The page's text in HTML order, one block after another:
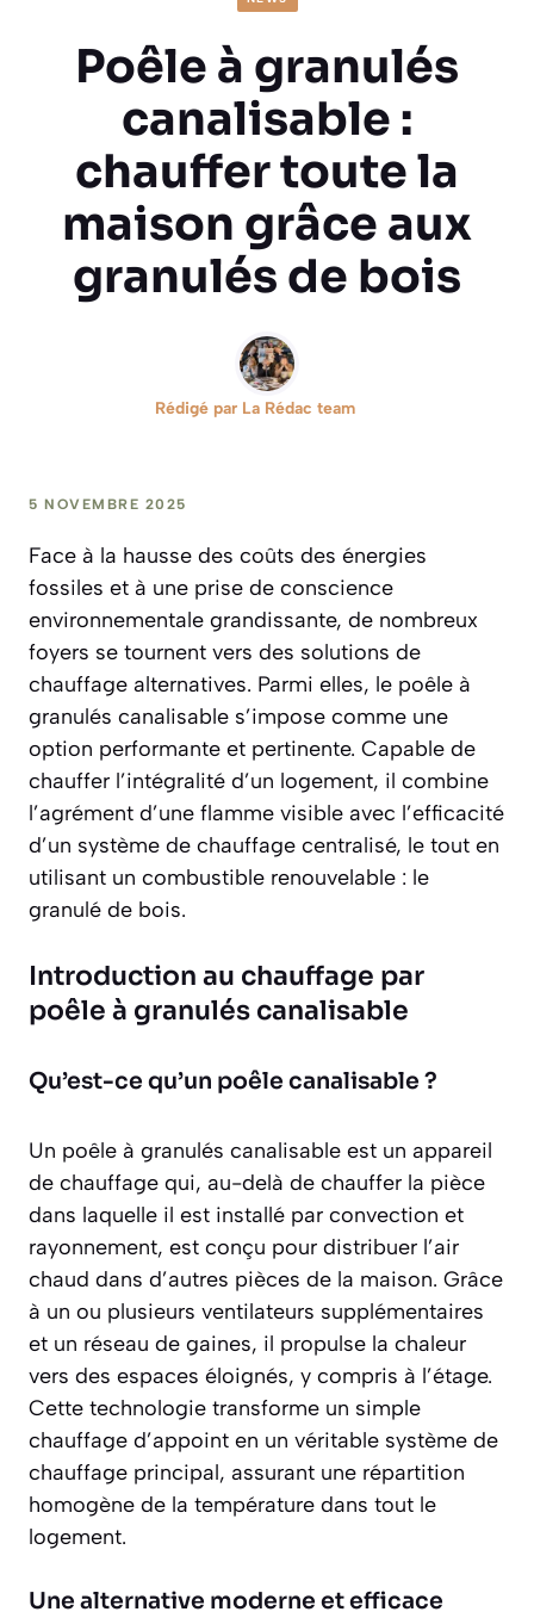
Poêle à granulés
canalisable :
chauffer toute la
maison grâce aux
granulés de bois
Rédigé par La Rédac team
5 NOVEMBRE 2025
Face à la hausse des coûts des énergies
fossiles et à une prise de conscience
environnementale grandissante, de nombreux
foyers se tournent vers des solutions de
chauffage alternatives. Parmi elles, le poêle à
granulés canalisable s’impose comme une
option performante et pertinente. Capable de
chauffer l’intégralité d’un logement, il combine
l’agrément d’une flamme visible avec l’efficacité
d’un système de chauffage centralisé, le tout en
utilisant un combustible renouvelable : le
granulé de bois.
Introduction au chauffage par
poêle à granulés canalisable
Qu’est-ce qu’un poêle canalisable ?
Un poêle à granulés canalisable est un appareil
de chauffage qui, au-delà de chauffer la pièce
dans laquelle il est installé par convection et
rayonnement, est conçu pour distribuer l’air
chaud dans d’autres pièces de la maison. Grâce
à un ou plusieurs ventilateurs supplémentaires
et un réseau de gaines, il propulse la chaleur
vers des espaces éloignés, y compris à l’étage.
Cette technologie transforme un simple
chauffage d’appoint en un véritable système de
chauffage principal, assurant une répartition
homogène de la température dans tout le
logement.
Une alternative moderne et efficace